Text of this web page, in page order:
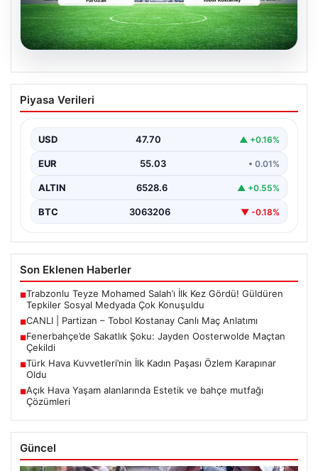
06.08.2026
CANLI | Partizan – Tobol Kostanay Canlı
Maç Anlatımı
Piyasa Verileri
USD 47.70 ▲ +0.16%
EUR 55.03 • 0.01%
ALTIN 6528.6 ▲ +0.55%
BTC 3063206 ▼ -0.18%
Son Eklenen Haberler
■Trabzonlu Teyze Mohamed Salah’ı İlk Kez Gördü! Güldüren
Tepkiler Sosyal Medyada Çok Konuşuldu
■CANLI | Partizan – Tobol Kostanay Canlı Maç Anlatımı
■Fenerbahçe’de Sakatlık Şoku: Jayden Oosterwolde Maçtan
Çekildi
■Türk Hava Kuvvetleri’nin İlk Kadın Paşası Özlem Karapınar
Oldu
■Açık Hava Yaşam alanlarında Estetik ve bahçe mutfağı
Çözümleri
Güncel